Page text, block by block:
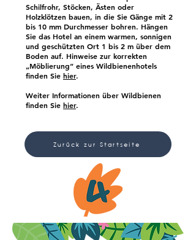
Schilfrohr, Stöcken, Ästen oder
Holzklötzen bauen, in die Sie Gänge mit 2
bis 10 mm Durchmesser bohren. Hängen
Sie das Hotel an einem warmen, sonnigen
und geschützten Ort 1 bis 2 m über dem
Boden auf. Hinweise zur korrekten
„Möblierung“ eines Wildbienenhotels
finden Sie hier.
Weiter Informationen über Wildbienen
finden Sie hier.
Zurück zur Startseite